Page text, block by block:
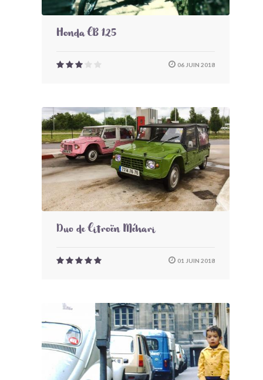
Honda CB 125
06 JUIN 2018
Duo de Citroën Méhari
01 JUIN 2018